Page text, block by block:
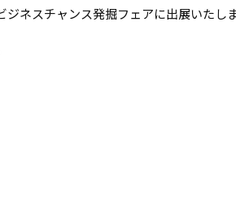
ネスチャンス発掘フェアに出展いたし